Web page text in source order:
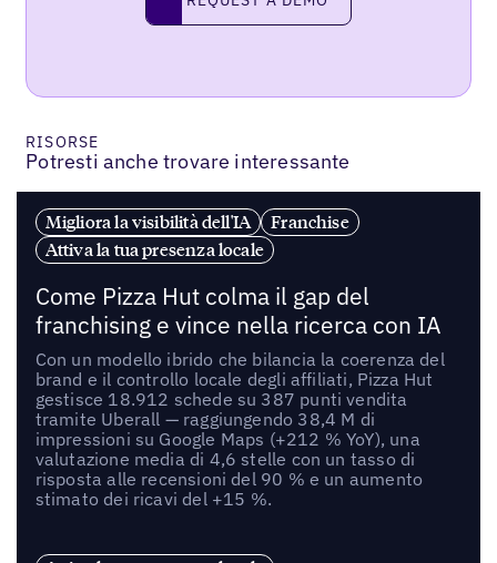
request a demo
RISORSE
Potresti anche trovare interessante
Migliora la visibilità dell'IA
Franchise
Attiva la tua presenza locale
Come Pizza Hut colma il gap del
franchising e vince nella ricerca con IA
Con un modello ibrido che bilancia la coerenza del
brand e il controllo locale degli affiliati, Pizza Hut
gestisce 18.912 schede su 387 punti vendita
tramite Uberall — raggiungendo 38,4 M di
impressioni su Google Maps (+212 % YoY), una
valutazione media di 4,6 stelle con un tasso di
risposta alle recensioni del 90 % e un aumento
stimato dei ricavi del +15 %.